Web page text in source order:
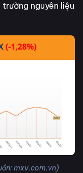
nguyên liệu
mxv.com.vn)